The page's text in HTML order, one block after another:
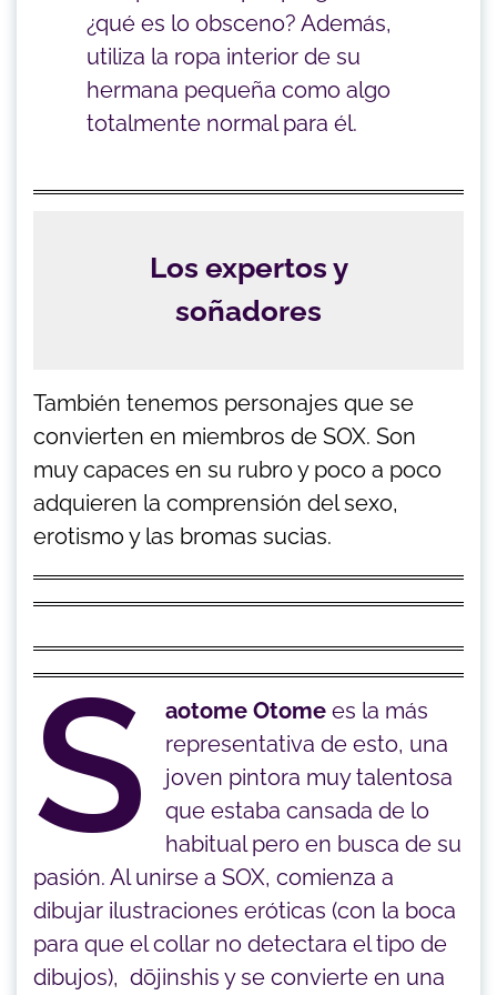
¿qué es lo obsceno? Además,
utiliza la ropa interior de su
hermana pequeña como algo
totalmente normal para él.
Los expertos y
soñadores
También tenemos personajes que se
convierten en miembros de SOX. Son
muy capaces en su rubro y poco a poco
adquieren la comprensión del sexo,
erotismo y las bromas sucias.
S aotome Otomees la más
representativa de esto, una
joven pintora muy talentosa
que estaba cansada de lo
habitual pero en busca de su
pasión. Al unirse a SOX, comienza a
dibujar ilustraciones eróticas (con la boca
para que el collar no detectara el tipo de
dibujos), dōjinshis y se convierte en una